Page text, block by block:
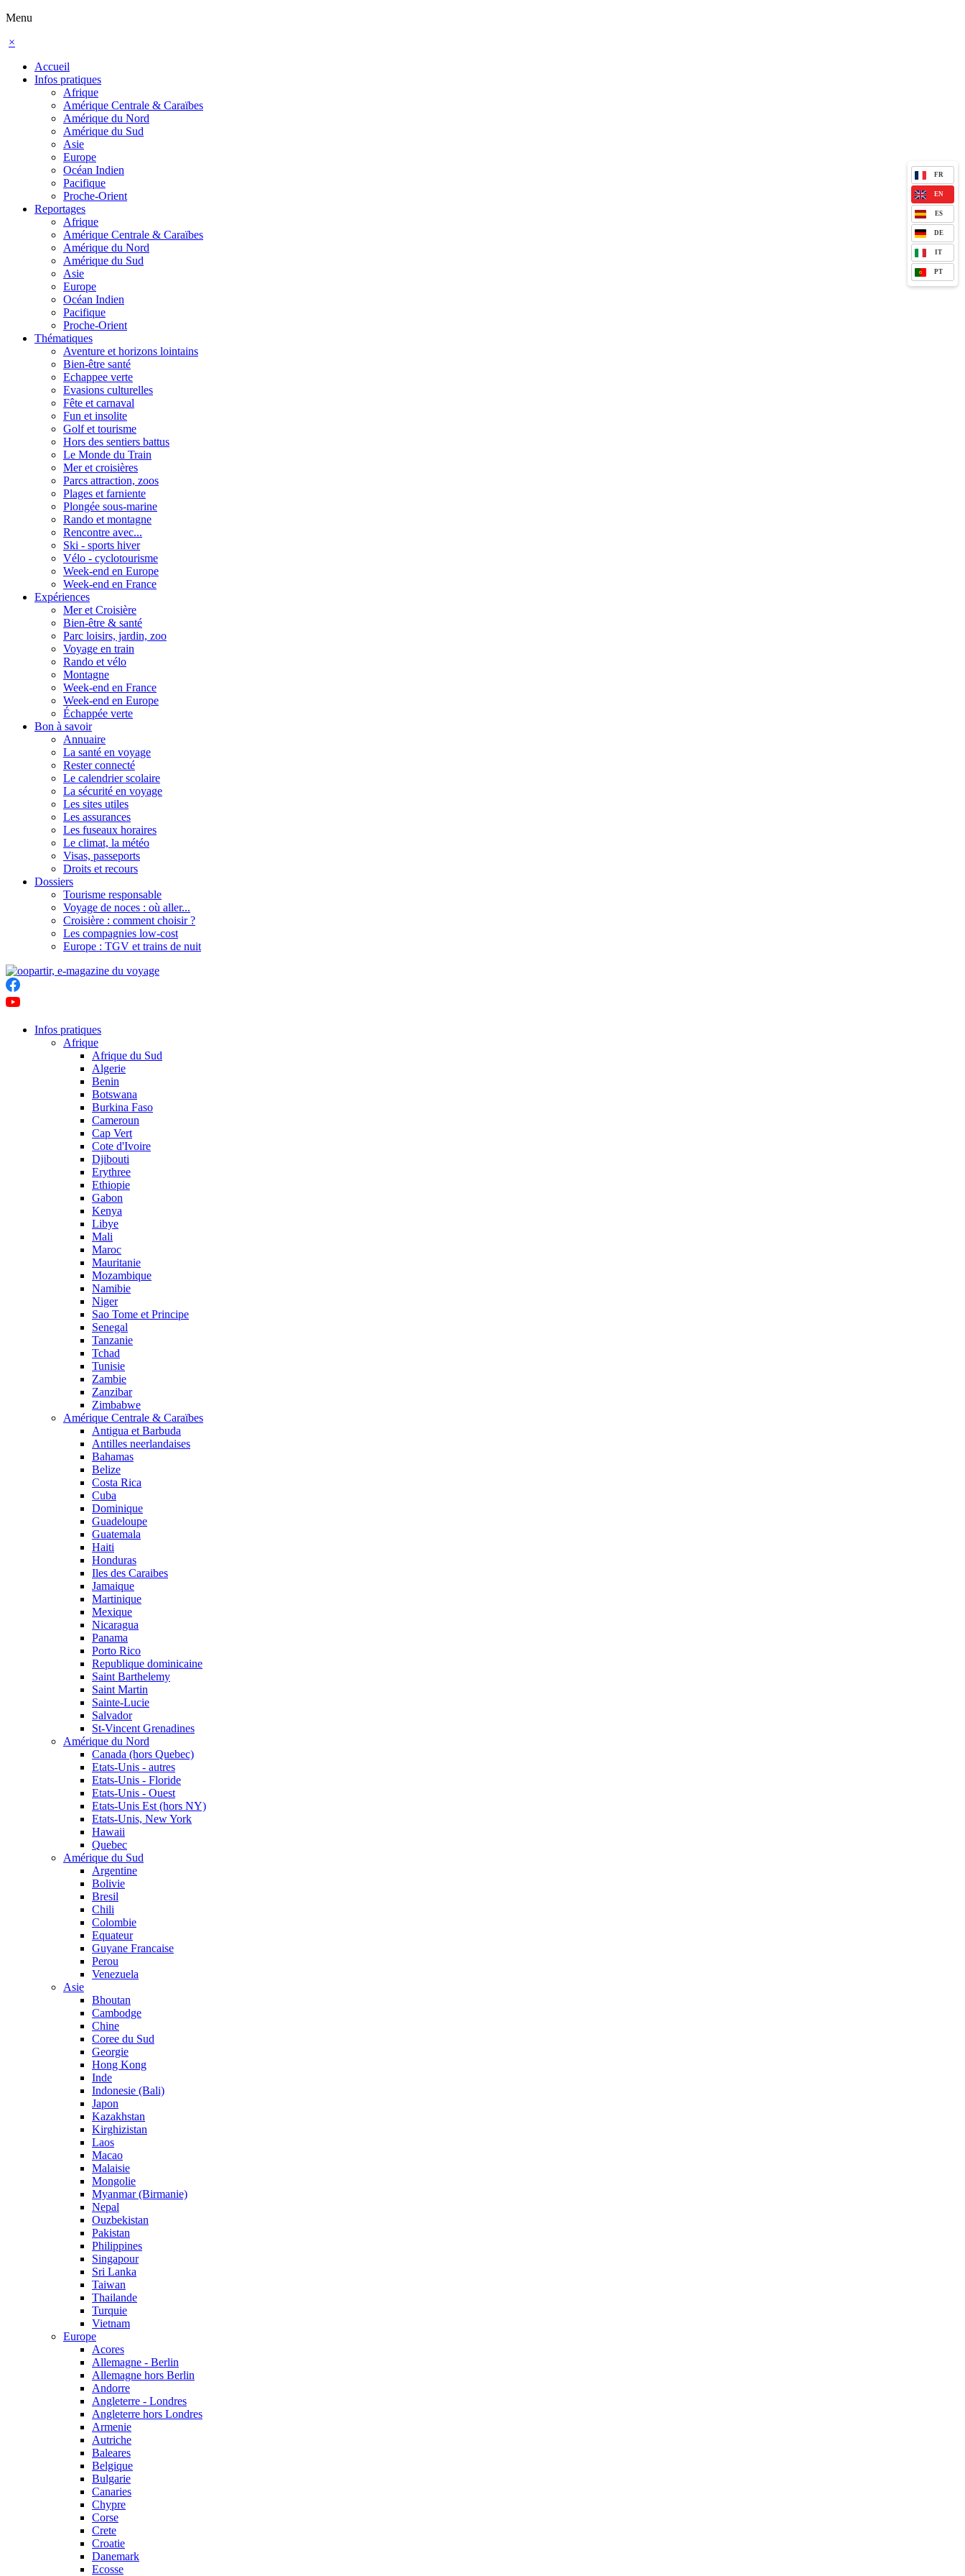
Menu
×
Accueil
Infos pratiques
Afrique
Amérique Centrale & Caraïbes
Amérique du Nord
Amérique du Sud
Asie
Europe
Océan Indien
Pacifique
Proche-Orient
Reportages
Afrique
Amérique Centrale & Caraïbes
Amérique du Nord
Amérique du Sud
Asie
Europe
Océan Indien
Pacifique
Proche-Orient
Thématiques
Aventure et horizons lointains
Bien-être santé
Echappee verte
Evasions culturelles
Fête et carnaval
Fun et insolite
Golf et tourisme
Hors des sentiers battus
Le Monde du Train
Mer et croisières
Parcs attraction, zoos
Plages et farniente
Plongée sous-marine
Rando et montagne
Rencontre avec...
Ski - sports hiver
Vélo - cyclotourisme
Week-end en Europe
Week-end en France
Expériences
Mer et Croisière
Bien-être & santé
Parc loisirs, jardin, zoo
Voyage en train
Rando et vélo
Montagne
Week-end en France
Week-end en Europe
Échappée verte
Bon à savoir
Annuaire
La santé en voyage
Rester connecté
Le calendrier scolaire
La sécurité en voyage
Les sites utiles
Les assurances
Les fuseaux horaires
Le climat, la météo
Visas, passeports
Droits et recours
Dossiers
Tourisme responsable
Voyage de noces : où aller...
Croisière : comment choisir ?
Les compagnies low-cost
Europe : TGV et trains de nuit
FR
EN
ES
DE
IT
PT
Infos pratiques
Afrique
Afrique du Sud
Algerie
Benin
Botswana
Burkina Faso
Cameroun
Cap Vert
Cote d'Ivoire
Djibouti
Erythree
Ethiopie
Gabon
Kenya
Libye
Mali
Maroc
Mauritanie
Mozambique
Namibie
Niger
Sao Tome et Principe
Senegal
Tanzanie
Tchad
Tunisie
Zambie
Zanzibar
Zimbabwe
Amérique Centrale & Caraïbes
Antigua et Barbuda
Antilles neerlandaises
Bahamas
Belize
Costa Rica
Cuba
Dominique
Guadeloupe
Guatemala
Haiti
Honduras
Iles des Caraibes
Jamaique
Martinique
Mexique
Nicaragua
Panama
Porto Rico
Republique dominicaine
Saint Barthelemy
Saint Martin
Sainte-Lucie
Salvador
St-Vincent Grenadines
Amérique du Nord
Canada (hors Quebec)
Etats-Unis - autres
Etats-Unis - Floride
Etats-Unis - Ouest
Etats-Unis Est (hors NY)
Etats-Unis, New York
Hawaii
Quebec
Amérique du Sud
Argentine
Bolivie
Bresil
Chili
Colombie
Equateur
Guyane Francaise
Perou
Venezuela
Asie
Bhoutan
Cambodge
Chine
Coree du Sud
Georgie
Hong Kong
Inde
Indonesie (Bali)
Japon
Kazakhstan
Kirghizistan
Laos
Macao
Malaisie
Mongolie
Myanmar (Birmanie)
Nepal
Ouzbekistan
Pakistan
Philippines
Singapour
Sri Lanka
Taiwan
Thailande
Turquie
Vietnam
Europe
Acores
Allemagne - Berlin
Allemagne hors Berlin
Andorre
Angleterre - Londres
Angleterre hors Londres
Armenie
Autriche
Baleares
Belgique
Bulgarie
Canaries
Chypre
Corse
Crete
Croatie
Danemark
Ecosse